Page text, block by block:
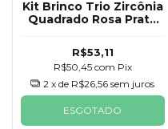
Kit Brinco Trio Zircônia
Quadrado Rosa Prata
R$53,11
R$50,45 com Pix
2 x de R$26,56 sem juros
ESGOTADO